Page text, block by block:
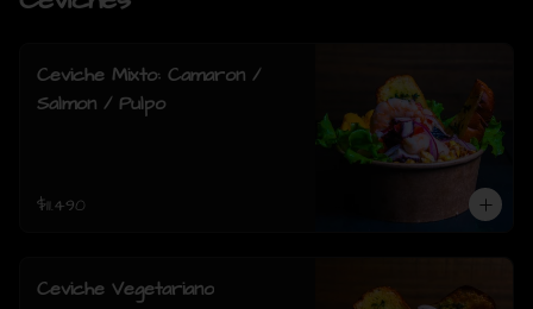
Ceviche Mixto: Camaron /
Salmon / Pulpo
$11.490
Ceviche Vegetariano